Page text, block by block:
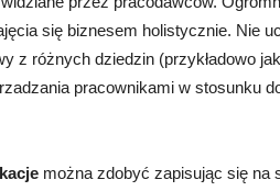
się biznesem holistycznie. Nie
z różnych dziedzin (przykładowo
pracownikami w stosunku
można zdobyć zapisując się na